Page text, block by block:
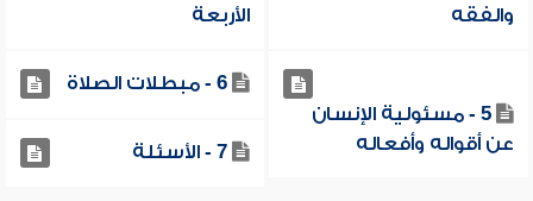
والفقه
الأربعة
5 - مسئولية الإنسان
عن أقواله وأفعاله
6 - مبطلات الصلاة
7 - الأسئلة